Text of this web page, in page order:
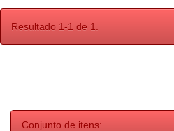
Resultado 1-1 de 1.
Conjunto de itens: